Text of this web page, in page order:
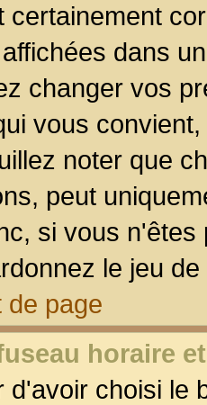
certainement
dans
changer vos
vous
noter que
peut
si vous
le jeu
de page
horaire
d'avoir choisi le